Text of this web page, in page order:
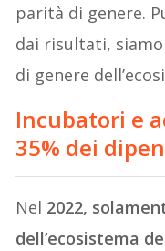
parità di genere.
dai risultati,
di genere
Incubatori e
35% dei
Nel 2022,
dell’ecosistema